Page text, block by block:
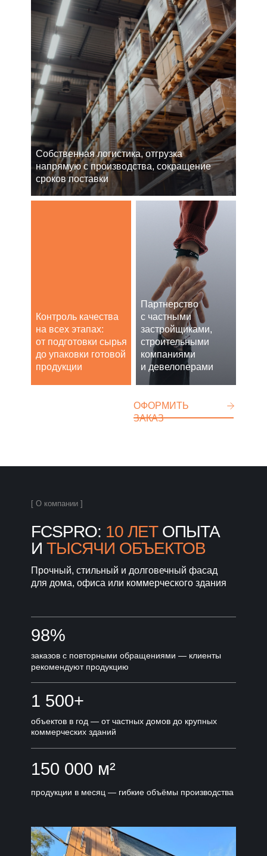
Контроль качества
на всех этапах:
от подготовки сырья
до упаковки готовой
продукции
Cобственная логистика, отгрузка
напрямую с производства, сокращение
сроков поставки
Партнерство
с частными
застройщиками,
строительными
компаниями
и девелоперами
ОФОРМИТЬ
ЗАКАЗ
FCSPRO: 10 ЛЕТОПЫТА
И ТЫСЯЧИ ОБЪЕКТОВ
Прочный, стильный и долговечный фасад
для дома, офиса или коммерческого здания
98%
заказов с повторными обращениями — клиенты
рекомендуют продукцию
1 500+
объектов в год — от частных домов до крупных
коммерческих зданий
150 000 м²
продукции в месяц — гибкие объёмы производства
[ О компании ]